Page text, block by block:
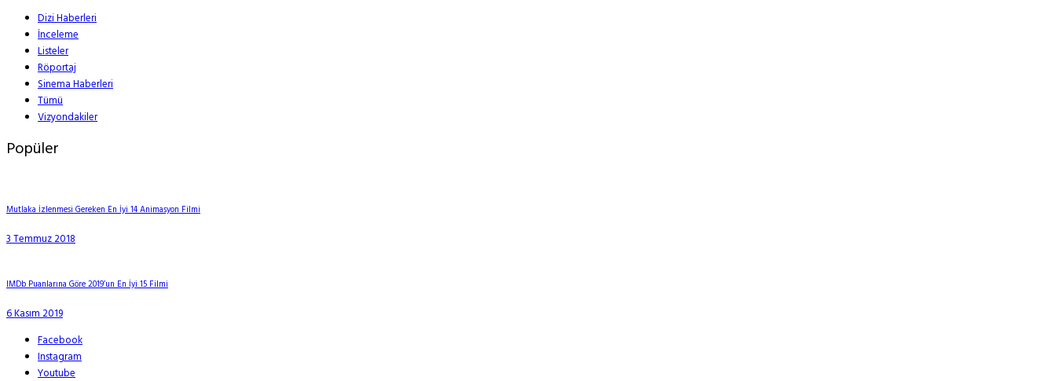
Dizi Haberleri
İnceleme
Listeler
Röportaj
Sinema Haberleri
Tümü
Vizyondakiler
Popüler
Mutlaka İzlenmesi Gereken En İyi 14 Animasyon Filmi
3 Temmuz 2018
IMDb Puanlarına Göre 2019’un En İyi 15 Filmi
6 Kasım 2019
Facebook
Instagram
Youtube